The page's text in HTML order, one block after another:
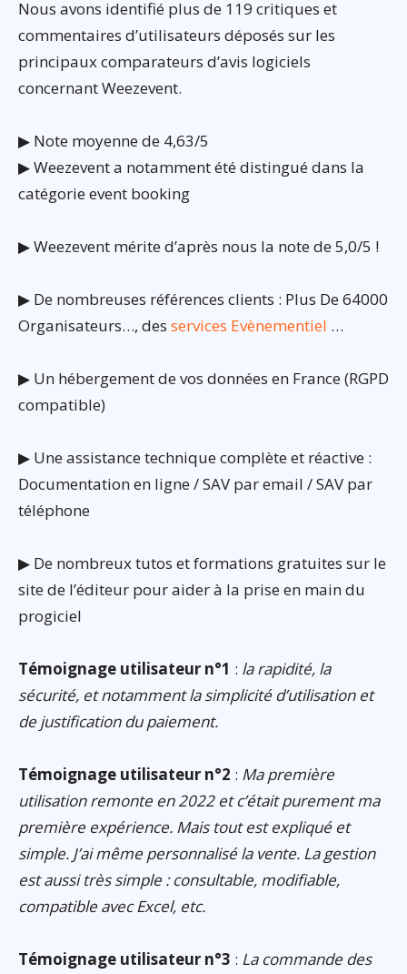
Nous avons identifié plus de 119 critiques et
commentaires d’utilisateurs déposés sur les
principaux comparateurs d’avis logiciels
concernant Weezevent.
▶ Note moyenne de 4,63/5
▶ Weezevent a notamment été distingué dans la
catégorie event booking
▶ Weezevent mérite d’après nous la note de 5,0/5 !
▶ De nombreuses références clients : Plus De 64000
Organisateurs…, des services Evènementiel …
▶ Un hébergement de vos données en France (RGPD
compatible)
▶ Une assistance technique complète et réactive :
Documentation en ligne / SAV par email / SAV par
téléphone
▶ De nombreux tutos et formations gratuites sur le
site de l’éditeur pour aider à la prise en main du
progiciel
Témoignage utilisateur n°1 : la rapidité, la
sécurité, et notamment la simplicité d’utilisation et
de justification du paiement.
Témoignage utilisateur n°2 : Ma première
utilisation remonte en 2022 et c’était purement ma
première expérience. Mais tout est expliqué et
simple. J’ai même personnalisé la vente. La gestion
est aussi très simple : consultable, modifiable,
compatible avec Excel, etc.
Témoignage utilisateur n°3 : La commande des